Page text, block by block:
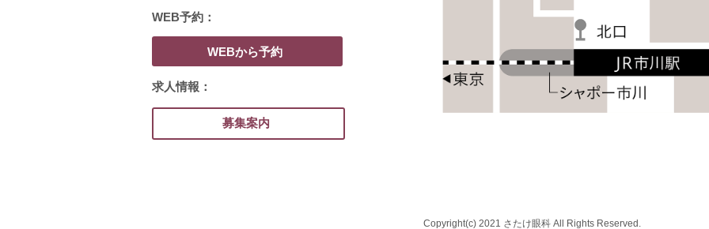
WEB予約：
WEBから予約
求人情報：
募集案内
Copyright(c) 2021 さたけ眼科 All Rights Reserved.